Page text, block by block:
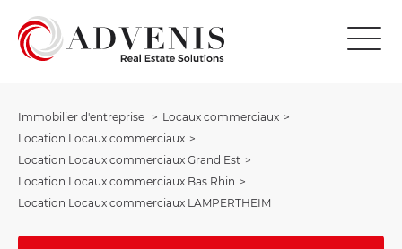
Immobilier d'entreprise
Locaux commerciaux
Location Locaux commerciaux
Location Locaux commerciaux Grand Est
Location Locaux commerciaux Bas Rhin
Location Locaux commerciaux LAMPERTHEIM